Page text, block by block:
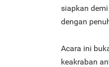
siapkan
dengan
Acara ini
keakraban